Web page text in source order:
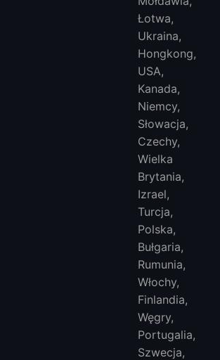
Łotwa,
Ukraina,
Hongkong,
USA,
Kanada,
Niemcy,
Słowacja,
Czechy,
Wielka
Brytania,
Izrael,
Turcja,
Polska,
Bułgaria,
Rumunia,
Włochy,
Finlandia,
Węgry,
Portugalia,
Szwecja,